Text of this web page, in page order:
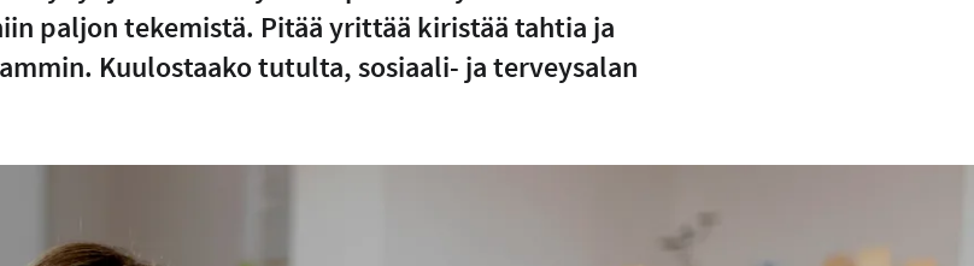
paljon tekemistä. Pitää yrittää kiristää tahtia ja
Kuulostaako tutulta, sosiaali- ja terveysalan